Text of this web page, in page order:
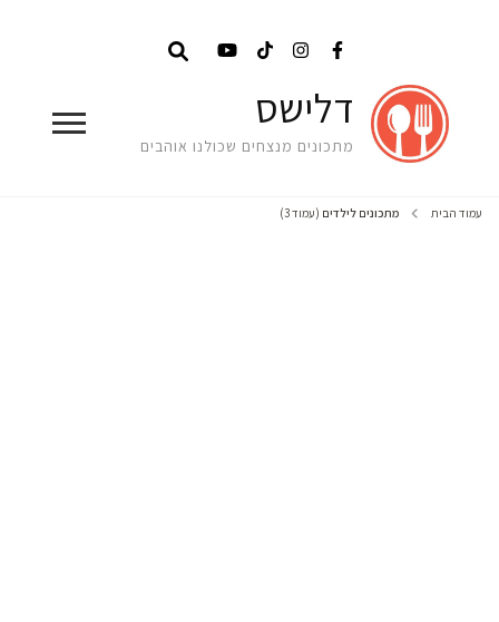
דלישס
מתכונים מנצחים שכולנו אוהבים
עמוד הבית מתכונים לילדים (עמוד 3)